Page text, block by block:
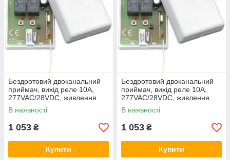
Бездротовий двоканальний
приймач, вихід реле 10A,
277VAC/28VDC, живлення
12V DC Elmes DWP12R
В наявності
1 053 ₴
Купити
Бездротовий двоканальний
приймач, вихід реле 10A,
277VAC/28VDC, живлення
24V AC/DC Elmes DWP24R
В наявності
1 053 ₴
Купити